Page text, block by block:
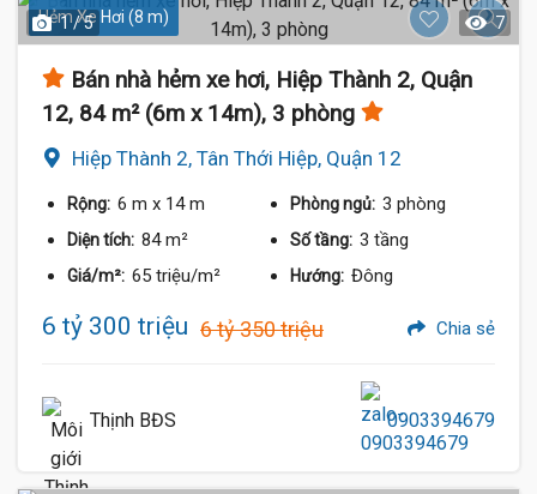
Hẻm Xe Hơi (8 m)
1 / 5 7
Bán nhà hẻm xe hơi, Hiệp Thành 2, Quận
12, 84 m² (6m x 14m), 3 phòng
Hiệp Thành 2, Tân Thới Hiệp, Quận 12
Rộng: 6 m x 14 m Phòng ngủ: 3 phòng
Diện tích: 84 m² Số tầng: 3 tầng
Giá/m²: 65 triệu/m² Hướng: Đông
6 tỷ 300 triệu 6 tỷ 350 triệu Chia sẻ
Thịnh BĐS 0903394679